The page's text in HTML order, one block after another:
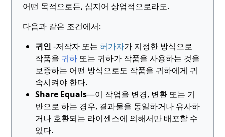
어떤 목적으로든, 심지어 상업적으로라도.
다음과 같은 조건에서:
귀인 -저작자 또는허가자가 지정한 방식으로
작품을 귀하 또는 귀하가 작품을 사용하는 것을
보증하는 어떤 방식으로도 작품을 귀하에게 귀
속시켜야 한다.
Share Equals—이 작업을 변경, 변환 또는 기
반으로 하는 경우, 결과물을 동일하거나 유사하
거나 호환되는 라이센스에 의해서만 배포할 수
있다.